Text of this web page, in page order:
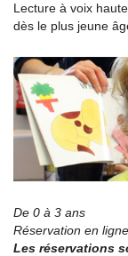
Lecture à voix
dès le plus jeune
De 0 à 3 ans
Réservation en
Les réservations